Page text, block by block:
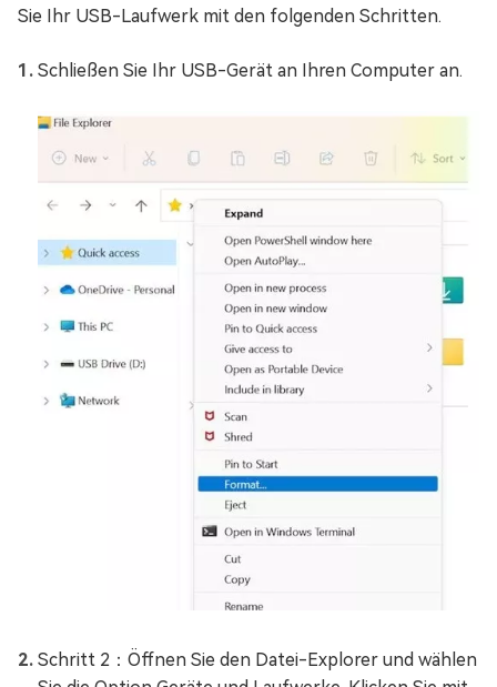
Sie Ihr USB-Laufwerk mit den folgenden Schritten.
Schließen Sie Ihr USB-Gerät an Ihren Computer an.
Schritt 2：Öffnen Sie den Datei-Explorer und wählen